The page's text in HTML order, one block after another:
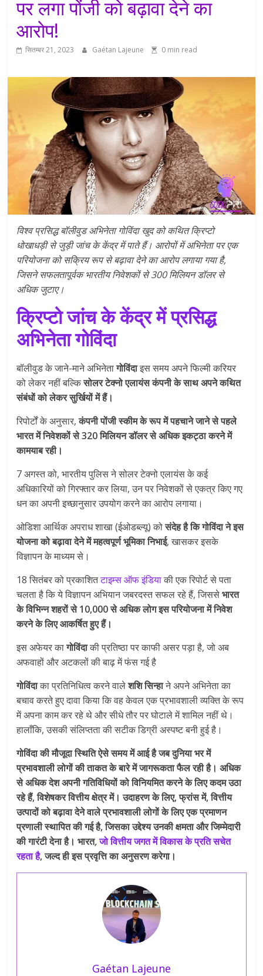
पर लगा पोंजी को बढ़ावा देने का
आरोप!
सितम्बर 21, 2023 Gaétan Lajeune 0 min read
विश्व प्रसिद्ध बॉलीवुड अभिनेता गोविंदा खुद को कथित क्रिप्टो
धोखाधड़ी से जुड़ी जांच के केंद्र में पाते हैं। आरोपों में अभिनेता पर एक
परियोजना को सक्रिय रूप से बढ़ावा देने का आरोप लगाया गया है,
जिसने सफलतापूर्वक भारतीय निवेशकों से 300 मिलियन डॉलर से
अधिक जुटाए।
क्रिप्टो जांच के केंद्र में प्रसिद्ध
अभिनेता गोविंदा
बॉलीवुड के जाने-माने अभिनेतागोविंदाइस समय अपने फिल्मी करियर
को लेकर नहीं बल्किसोलर टेक्नो एलायंस कंपनी के साथ अपने कथित
संबंधों को लेकर सुर्खियों में हैं।
रिपोर्टों के अनुसार,कंपनी पोंजी स्कीम के रूप में पहचाने जाने से पहले
भारत में निवेशकों से 320 मिलियन डॉलर से अधिक इकट्ठा करने में
कामयाब रही।
7 अगस्त को, भारतीय पुलिस ने सोलर टेक्नो एलायंस के कई
अधिकारियों को गिरफ्तार कर लिया, उन पर निवेशकों से एकत्र किए गए
धन का अपनी इच्छानुसार उपयोग करने का आरोप लगाया।
ओडिशा आर्थिक अपराध शाखा (ईओडब्ल्यू) कोसंदेह है कि गोविंदा ने इस
योजना को बढ़ावा देने में महत्वपूर्ण भूमिका निभाई, खासकर इसके
विज्ञापन के माध्यम से।
18 सितंबर को प्रकाशितटाइम्स ऑफ इंडियाकी एक रिपोर्ट से पता
चलता है कि ये विज्ञापन अभियान जबरदस्त सफल रहे हैं, जिससेभारत
के विभिन्न शहरों से 10,000 से अधिक लोग इस परियोजना में निवेश
करने के लिए आकर्षित हुए हैं।
इस अफेयर कागोविंदाकी प्रतिष्ठा पर काफी असर पड़ा है, जो अब
अफवाहों और अटकलों की बाढ़ में फंस गई है
गोविंदाका प्रतिनिधित्व करने वालेशशि सिन्हाने अपने अभिनेता का
बचाव करते हुए दावा किया कि वह केवल एक प्रभावशाली व्यक्ति के रूप
में अपना काम कर रहे थे और सीधे तौर पर घोटाले में शामिल नहीं थे।
हालाँकि, उसकी संलिप्तता की सटीक डिग्री अस्पष्ट बनी हुई है।
गोविंदा की मौजूदा स्थिति ऐसे समय में आई है जब दुनिया भर में
प्रभावशाली लोगों की ताकत के बारे में जागरूकता फैल रही है। अधिक
से अधिक देश अपनी गतिविधियों को विनियमित करने के लिए कदम उठा
रहे हैं, विशेषकर वित्तीय क्षेत्र में। उदाहरण के लिए, फ्रांस में, वित्तीय
उत्पादों को बढ़ावा देने वाले प्रभावशाली लोगों के लिए एक प्रमाणन
प्रणाली स्थापित की गई है, जिसका उद्देश्य उनकी क्षमता और जिम्मेदारी
की गारंटी देना है। भारत, जो वित्तीय जगत में विकास के प्रति सचेत
रहता है, जल्द ही इस प्रवृत्ति का अनुसरण करेगा।
Gaétan Lajeune